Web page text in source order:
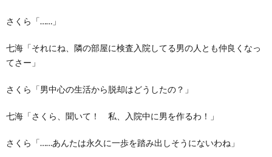
さくら「……」
七海「それにね、隣の部屋に検査入院してる男の人とも仲良くなっ
てさー」
さくら「男中心の生活から脱却はどうしたの？」
七海「さくら、聞いて！ 私、入院中に男を作るわ！」
さくら「……あんたは永久に一歩を踏み出しそうにないわね」